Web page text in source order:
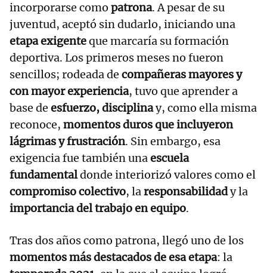
incorporarse como patrona. A pesar de su
juventud, aceptó sin dudarlo, iniciando una
etapa exigenteque marcaría su formación
deportiva. Los primeros meses no fueron
sencillos; rodeada de compañeras mayores y
con mayor experiencia, tuvo que aprender a
base de esfuerzo, disciplinay, como ella misma
reconoce, momentos duros que incluyeron
lágrimas y frustración. Sin embargo, esa
exigencia fue también unaescuela
fundamentaldonde interiorizó valores como el
compromiso colectivo, laresponsabilidady la
importancia del trabajo en equipo.
Tras dos años como patrona, llegó uno de los
momentos más destacados de esa etapa: la